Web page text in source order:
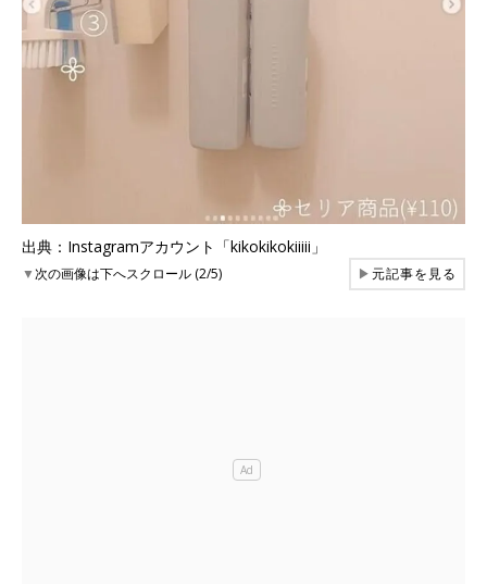
出典：Instagramアカウント「kikokikokiiiii」
▼次の画像は下へスクロール (2/5) ▶元記事を見る